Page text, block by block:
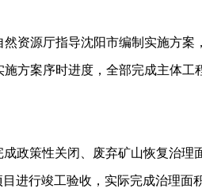
资源厅指导沈阳市编制实施方案
方案序时进度，全部完成主体工
策性关闭、废弃矿山恢复治理
进行竣工验收，实际完成治理面